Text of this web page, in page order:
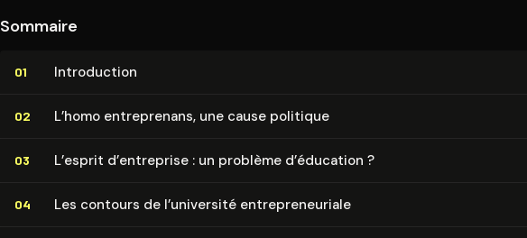
Sommaire
01 In­tro­duc­tion
02 L’homo en­tre­pre­nans, une cause politique
03 L’esprit d’entreprise : un problème d’éducation ?
04 Les contours de l’université en­tre­pre­neu­riale